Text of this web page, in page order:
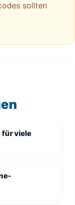
sollten
für viele